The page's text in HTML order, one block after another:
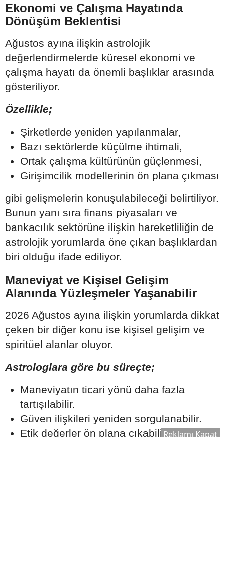
Ekonomi ve Çalışma Hayatında
Dönüşüm Beklentisi
Ağustos ayına ilişkin astrolojik
değerlendirmelerde küresel ekonomi ve
çalışma hayatı da önemli başlıklar arasında
gösteriliyor.
Özellikle;
Şirketlerde yeniden yapılanmalar,
Bazı sektörlerde küçülme ihtimali,
Ortak çalışma kültürünün güçlenmesi,
Girişimcilik modellerinin ön plana çıkması
gibi gelişmelerin konuşulabileceği belirtiliyor.
Bunun yanı sıra finans piyasaları ve
bankacılık sektörüne ilişkin hareketliliğin de
astrolojik yorumlarda öne çıkan başlıklardan
biri olduğu ifade ediliyor.
Maneviyat ve Kişisel Gelişim
Alanında Yüzleşmeler Yaşanabilir
2026 Ağustos ayına ilişkin yorumlarda dikkat
çeken bir diğer konu ise kişisel gelişim ve
spiritüel alanlar oluyor.
Astrologlara göre bu süreçte;
Maneviyatın ticari yönü daha fazla
tartışılabilir.
Güven ilişkileri yeniden sorgulanabilir.
Etik değerler ön plana çıkabilir.Reklamı Kapat